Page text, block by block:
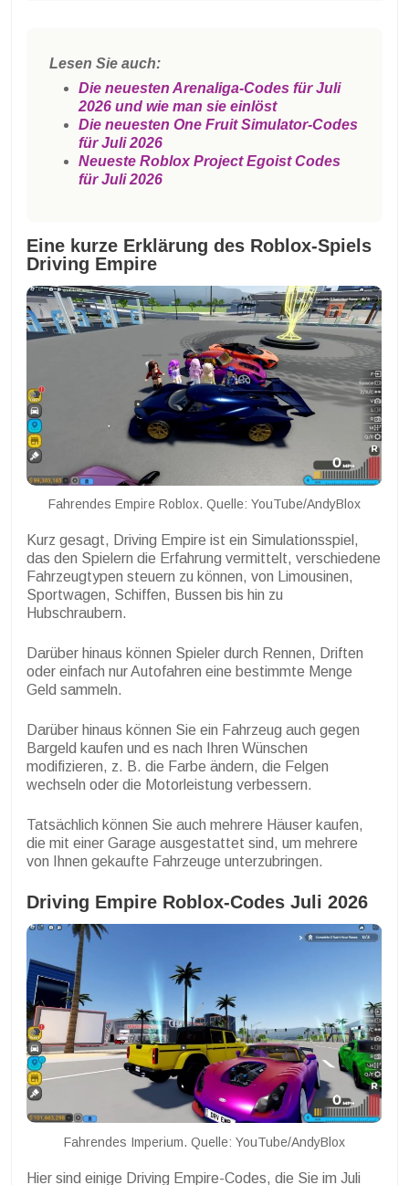
Lesen Sie auch:
Die neuesten Arenaliga-Codes für Juli
2026 und wie man sie einlöst
Die neuesten One Fruit Simulator-Codes
für Juli 2026
Neueste Roblox Project Egoist Codes
für Juli 2026
Eine kurze Erklärung des Roblox-Spiels
Driving Empire
Fahrendes Empire Roblox. Quelle: YouTube/AndyBlox
Kurz gesagt, Driving Empire ist ein Simulationsspiel,
das den Spielern die Erfahrung vermittelt, verschiedene
Fahrzeugtypen steuern zu können, von Limousinen,
Sportwagen, Schiffen, Bussen bis hin zu
Hubschraubern.
Darüber hinaus können Spieler durch Rennen, Driften
oder einfach nur Autofahren eine bestimmte Menge
Geld sammeln.
Darüber hinaus können Sie ein Fahrzeug auch gegen
Bargeld kaufen und es nach Ihren Wünschen
modifizieren, z. B. die Farbe ändern, die Felgen
wechseln oder die Motorleistung verbessern.
Tatsächlich können Sie auch mehrere Häuser kaufen,
die mit einer Garage ausgestattet sind, um mehrere
von Ihnen gekaufte Fahrzeuge unterzubringen.
Driving Empire Roblox-Codes Juli 2026
Fahrendes Imperium. Quelle: YouTube/AndyBlox
Hier sind einige Driving Empire-Codes, die Sie im Juli